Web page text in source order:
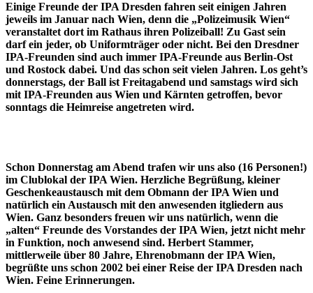
Einige Freunde der IPA Dresden fahren seit einigen Jahren
jeweils im Januar nach Wien, denn die „Polizeimusik Wien“
veranstaltet dort im Rathaus ihren Polizeiball! Zu Gast sein
darf ein jeder, ob Uniformträger oder nicht. Bei den Dresdner
IPA-Freunden sind auch immer IPA-Freunde aus Berlin-Ost
und Rostock dabei. Und das schon seit vielen Jahren. Los geht’s
donnerstags, der Ball ist Freitagabend und samstags wird sich
mit IPA-Freunden aus Wien und Kärnten getroffen, bevor
sonntags die Heimreise angetreten wird.
Schon Donnerstag am Abend trafen wir uns also (16 Personen!)
im Clublokal der IPA Wien. Herzliche Begrüßung, kleiner
Geschenkeaustausch mit dem Obmann der IPA Wien und
natürlich ein Austausch mit den anwesenden itgliedern aus
Wien. Ganz besonders freuen wir uns natürlich, wenn die
„alten“ Freunde des Vorstandes der IPA Wien, jetzt nicht mehr
in Funktion, noch anwesend sind. Herbert Stammer,
mittlerweile über 80 Jahre, Ehrenobmann der IPA Wien,
begrüßte uns schon 2002 bei einer Reise der IPA Dresden nach
Wien. Feine Erinnerungen.